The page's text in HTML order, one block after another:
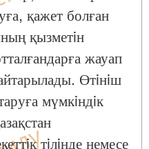
қажет болған
қызметiн
жауап
Өтiнiш
мүмкiндiк
тiлiнде немесе